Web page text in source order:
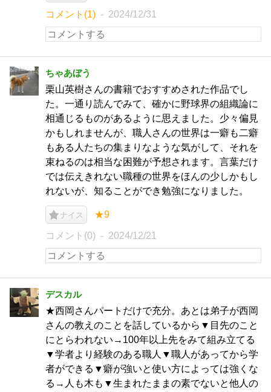
コメント(1) 2024/12/31
ちゃあぼう
栗山英樹さんの書籍でおすすめされた作品でし
た。一通り読んでみて、確かに野球界の組織論に
相通じるものがあるように思えました。少々偏見
かもしれませんが、職人さんの世界は一癖も二癖
もある人たちの集まりなような気がして、それを
束ねるのは相当な困難が予想されます。言葉だけ
では伝えきれない職種の世界をほんの少しかもし
れないが、知ることができ勉強になりました。
ナイス ★9
コメント(0) 2024/12/21
デスカル
★西岡さんパートだけで充分。あとは弟子が西岡
さんの教えのことを話しているから▼目先のこと
にとらわれない→100年以上先をみて組み立てる
▼学者より経験のある職人▼職人があってから学
者ができる▼癖が強いと使い方によっては強くな
る→人も木も▼生まれたままの素でないと他人の